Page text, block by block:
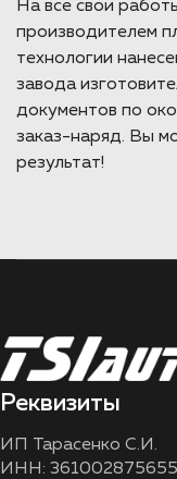
На все свои
производителем
технологии
завода
документов по
заказ-наряд. Вы
результат!
Реквизиты
ИП Тарасенко С.И.
ИНН: 361002875655